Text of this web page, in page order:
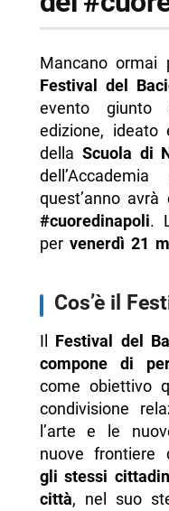
Mancano ormai
Festival del
evento giunto
edizione, ideato
della Scuola di
quest’anno
#cuoredinapoli.
per venerdì 21
Cos’è il
Il Festival del
compone di
come obiettivo
condivisione
l’arte e le
nuove
gli stessi
città, nel suo